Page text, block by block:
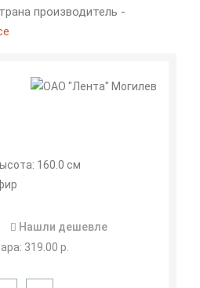
производитель -
160.0 см
Нашли дешевле
319.00 р.